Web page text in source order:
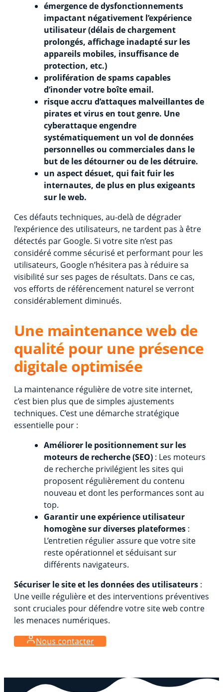
émergence de dysfonctionnements
impactant négativement l’expérience
utilisateur (délais de chargement
prolongés, affichage inadapté sur les
appareils mobiles, insuffisance de
protection, etc.)
prolifération de spams capables
d’inonder votre boîte email.
risque accru d’attaques malveillantes de
pirates et virus en tout genre. Une
cyberattaque engendre
systématiquement un vol de données
personnelles ou commerciales dans le
but de les détourner ou de les détruire.
un aspect désuet, qui fait fuir les
internautes, de plus en plus exigeants
sur le web.
Ces défauts techniques, au-delà de dégrader
l’expérience des utilisateurs, ne tardent pas à être
détectés par Google. Si votre site n’est pas
considéré comme sécurisé et performant pour les
utilisateurs, Google n’hésitera pas à réduire sa
visibilité sur ses pages de résultats. Dans ce cas,
vos efforts de référencement naturel se verront
considérablement diminués.
Une maintenance web de
qualité pour une présence
digitale optimisée
La maintenance régulière de votre site internet,
c’est bien plus que de simples ajustements
techniques. C’est une démarche stratégique
essentielle pour :
Améliorer le positionnement sur les
moteurs de recherche (SEO) : Les moteurs
de recherche privilégient les sites qui
proposent régulièrement du contenu
nouveau et dont les performances sont au
top.
Garantir une expérience utilisateur
homogène sur diverses plateformes :
L’entretien régulier assure que votre site
reste opérationnel et séduisant sur
différents navigateurs.
Sécuriser le site et les données des utilisateurs :
Une veille régulière et des interventions préventives
sont cruciales pour défendre votre site web contre
les menaces numériques.
Nous contacter